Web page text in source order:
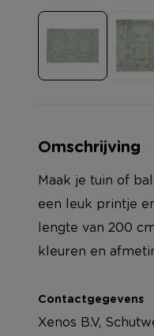
Omschrijving
Maak je tuin of
een leuk printje
lengte van 200
kleuren en
Contactgegevens
Xenos B.V,